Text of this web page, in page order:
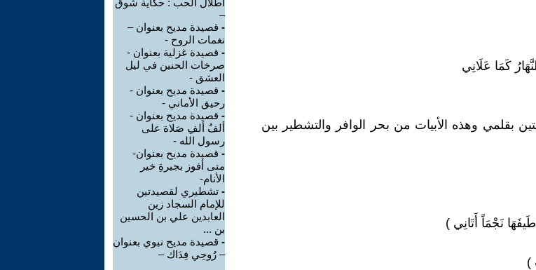
كَمَا عَلَانِي
بقلمي وهذه الأبيات من بحر الوافر والتشطير بين
نَجْمَاً أَتَانِي )
)
أطلال الحب : حكاية شوق
–
- قصيدة مديح بعنوان –
نغمات الروح -
- قصيدة غزلية بعنوان -
صرخات الحنين في ليل
العشق -
- قصيدة مديح بعنوان -
رحيق الأماني -
- قصيدة مديح بعنوان -
ألفٌ ألفِ صَلاة على
رسول الله -
- قصيدة مديح بعنوان-
متى أفوز بجيرةِ خير
الأنام-
- تشطيري لقصيدتين
للإمام السجاد زين
العابدين علي بن الحسين
بن ...
- قصيدة مديح نبوي بعنوان
– رُوحِي فِدَاك –